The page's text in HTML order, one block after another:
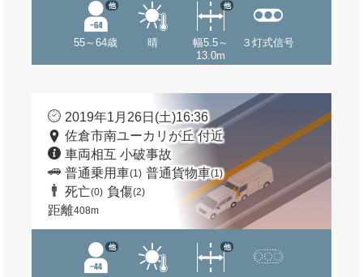
55～64歳
他
晴
幅5.5～
13.0m
他
３灯式信号
2019年1月26日(土)16:36
佐倉市南ユーカリが丘 付近
車両相互 小破事故
普通乗用車(1) 普通貨物車(1)
死亡(0) 負傷(2)
距離408m
他 他